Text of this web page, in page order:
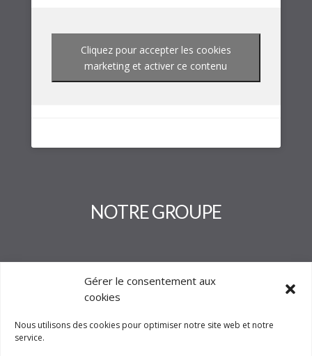
Gérer le consentement aux
cookies
Nous utilisons des cookies pour optimiser notre site web et notre
service.
Cliquez pour accepter les cookies
marketing et activer ce contenu
NOTRE GROUPE